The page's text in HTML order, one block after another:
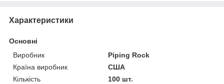
Характеристики
Основні
Виробник
Piping Rock
Країна виробник
США
Кількість
100 шт.